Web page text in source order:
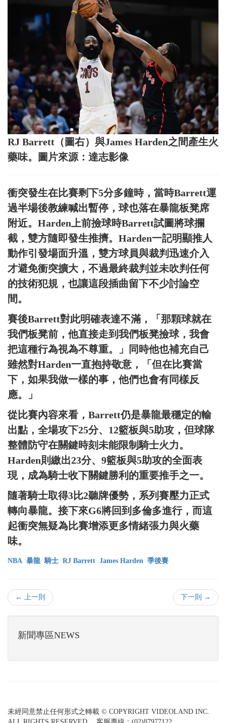
RJ Barrett（圖右）與James Harden之間產生火
藥味。圖片來源：達志影像
衝突發生在比賽剩下5分多鐘時，當時Barrett運
過半場後教練喊出暫停，球也落在暴龍板凳席
附近。Harden上前撿球時Barrett試圖將球攔
截，雙方隨即發生推擠。Harden一記明顯推人
動作引發場面升溫，雙方球員與裁判迅速介入
才避免衝突擴大，不過最終裁判並未吹判任何
的技術犯規，也讓這段插曲留下不少討論空
間。
賽後Barrett對此明確表達不滿，「那顆球就在
我們板凳前，他直接走到我們板凳撿球，我會
把這種行為視為不尊重。」同時他也補充自己
雖然對Harden一直抱持敬意，「但在比賽當
下，如果我做一樣的事，他們也會有同樣反
應。」
從比賽內容來看，Barrett仍是暴龍最穩定的輸
出點，全場攻下25分、12籃板與5助攻，但球隊
整體防守在關鍵時刻未能限制騎士火力。
Harden則繳出23分、9籃板與5助攻的全面表
現，成為騎士收下關鍵勝利的重要推手之一。
隨著騎士取得3比2聽牌優勢，系列賽壓力正式
轉向暴龍。接下來G6將回到多倫多進行，而這
起衝突無疑為比賽增添更多情緒張力與火藥
味。
NBA 暴龍 騎士 RJ Barrett James Harden 季後賽
← 上一則 下一則 →
新聞專區NEWS
未經同意禁止任何形式之轉載 © COPYRIGHT VIDEOLAND INC.